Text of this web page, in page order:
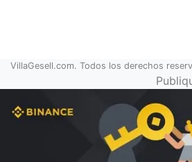
VillaGesell.com. Todos los derechos